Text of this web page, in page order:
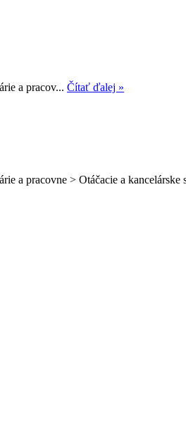
a pracov... Čítať ďalej »
a pracovne > Otáčacie a